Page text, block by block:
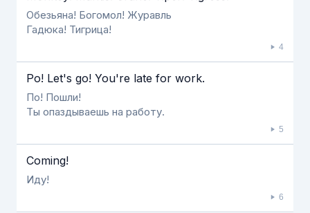
Обезьяна! Богомол! Журавль
Гадюка! Тигрица!
4
Po! Let's go! You're late for work.
По! Пошли!
Ты опаздываешь на работу.
5
Coming!
Иду!
6